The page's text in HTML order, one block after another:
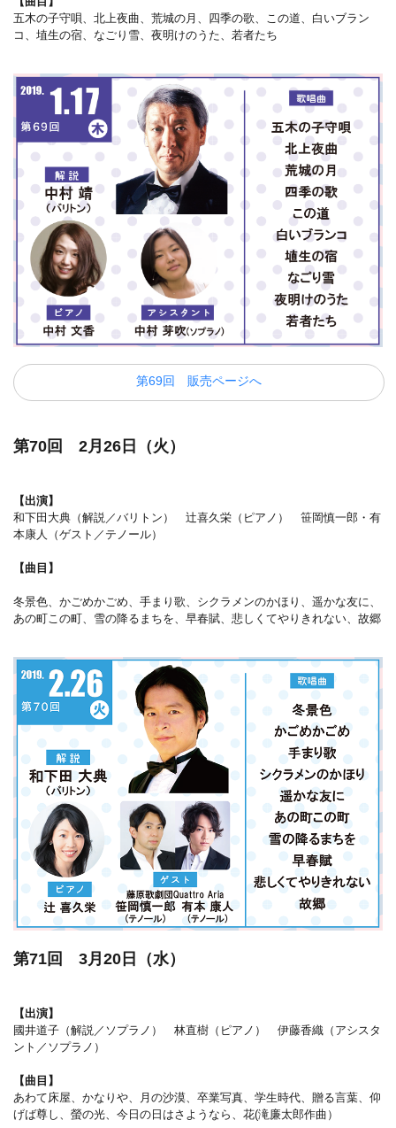
五木の子守唄、北上夜曲、荒城の月、四季の歌、この道、白いブラン
コ、埴生の宿、なごり雪、夜明けのうた、若者たち
第69回 販売ページへ
第70回 2月26日（火）
【出演】
和下田大典（解説／バリトン） 辻喜久栄（ピアノ） 笹岡慎一郎・有
本康人（ゲスト／テノール）
【曲目】
冬景色、かごめかごめ、手まり歌、シクラメンのかほり、遥かな友に、
あの町この町、雪の降るまちを、早春賦、悲しくてやりきれない、故郷
第71回 3月20日（水）
【出演】
國井道子（解説／ソプラノ） 林直樹（ピアノ） 伊藤香織（アシスタ
ント／ソプラノ）
【曲目】
あわて床屋、かなりや、月の沙漠、卒業写真、学生時代、贈る言葉、仰
げば尊し、螢の光、今日の日はさようなら、花(滝廉太郎作曲）